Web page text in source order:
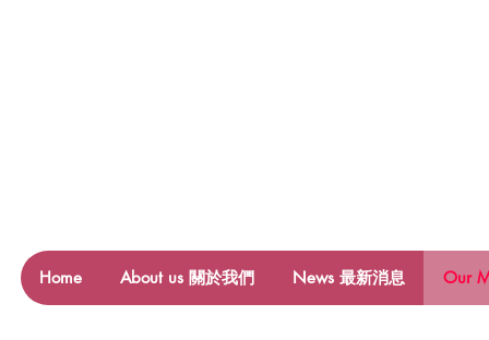
Home About us 關於我們 News 最新消息 Our